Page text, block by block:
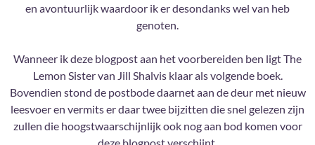
en avontuurlijk waardoor ik er desondanks wel van heb
genoten.
Wanneer ik deze blogpost aan het voorbereiden ben ligt The
Lemon Sister van Jill Shalvis klaar als volgende boek.
Bovendien stond de postbode daarnet aan de deur met nieuw
leesvoer en vermits er daar twee bijzitten die snel gelezen zijn
zullen die hoogstwaarschijnlijk ook nog aan bod komen voor